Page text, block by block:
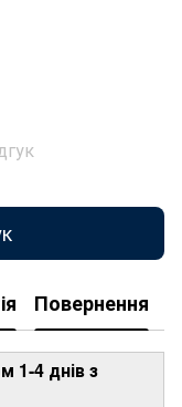
Повернення
1-4 днів з